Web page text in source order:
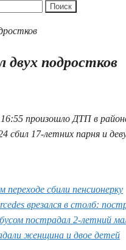
двух подростков
16:55 произошло ДТП в
сбил 17-летних парня и
переходе сбили пенсионерку
врезался в столб:
пострадал 2-летний
женщина и двое детей